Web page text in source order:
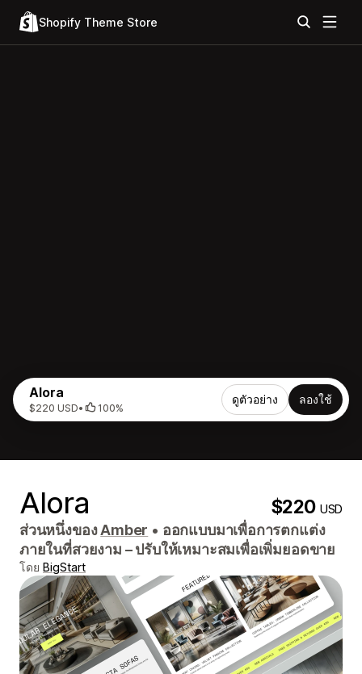
Shopify Theme Store
Alora
$220 USD• 100%
ดูตัวอย่าง ลองใช้
Alora $220USD
ส่วนหนึ่งของAmber • ออกแบบมาเพื่อการตกแต่ง
ภายในที่สวยงาม – ปรับให้เหมาะสมเพื่อเพิ่มยอดขาย
โดย BigStart